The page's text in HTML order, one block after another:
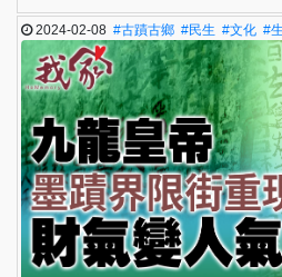
2024-02-08#古蹟古鄉 #民生 #文化 #